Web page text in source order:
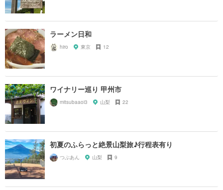
ラーメン日和
hiro 東京 12
ワイナリー巡り 甲州市
mitsubaaoi3 山梨 22
初夏のふらっと絶景山梨旅♪行程表有り
つぶあん 山梨 9